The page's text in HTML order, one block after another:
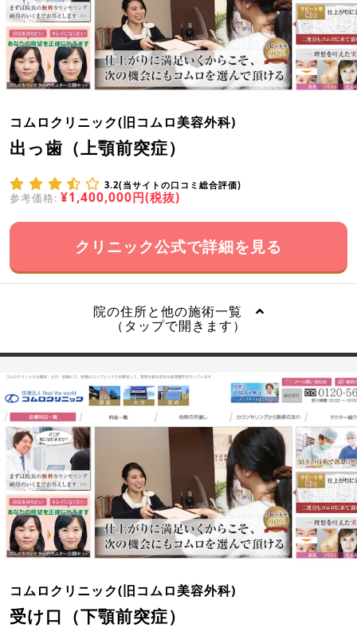
コムロクリニック(旧コムロ美容外科)
出っ歯（上顎前突症）
3.2(当サイトの口コミ総合評価)
参考価格: ¥1,400,000円(税抜)
クリニック公式で詳細を見る
院の住所と他の施術一覧
（タップで開きます）
コムロクリニック(旧コムロ美容外科)
受け口（下顎前突症）